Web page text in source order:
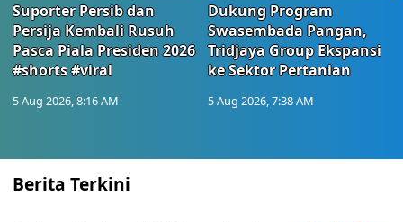
Suporter Persib dan
Persija Kembali Rusuh
Pasca Piala Presiden 2026
#shorts #viral
5 Aug 2026, 8:16 AM
Dukung Program
Swasembada Pangan,
Tridjaya Group Ekspansi
ke Sektor Pertanian
5 Aug 2026, 7:38 AM
Berita Terkini